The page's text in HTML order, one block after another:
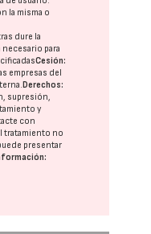
la misma o
dure la
para
Cesión:
empresas del
Derechos:
supresión,
y
con
tratamiento no
presentar